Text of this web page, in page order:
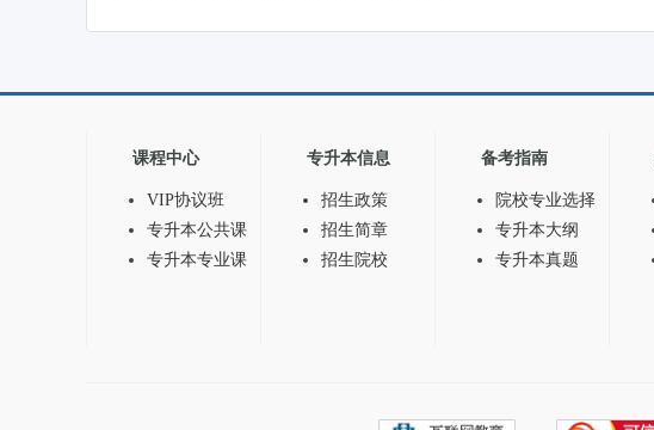
课程中心
VIP协议班
专升本公共课
专升本专业课
专升本信息
招生政策
招生简章
招生院校
备考指南
院校专业选择
专升本大纲
专升本真题